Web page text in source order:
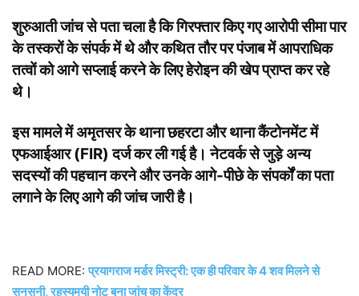
शुरुआती जांच से पता चला है कि गिरफ्तार किए गए आरोपी सीमा पार
के तस्करों के संपर्क में थे और कथित तौर पर पंजाब में आपराधिक
तत्वों को आगे सप्लाई करने के लिए हेरोइन की खेप प्राप्त कर रहे
थे।
इस मामले में अमृतसर के थाना छहरटा और थाना कैंटोनमेंट में
एफआईआर (FIR) दर्ज कर ली गई है। नेटवर्क से जुड़े अन्य
सदस्यों की पहचान करने और उनके आगे-पीछे के संपर्कों का पता
लगाने के लिए आगे की जांच जारी है।
READ MORE:प्रयागराज मर्डर मिस्ट्री: एक ही परिवार के 4 शव मिलने से
सनसनी, रहस्यमयी नोट बना जांच का केंद्र